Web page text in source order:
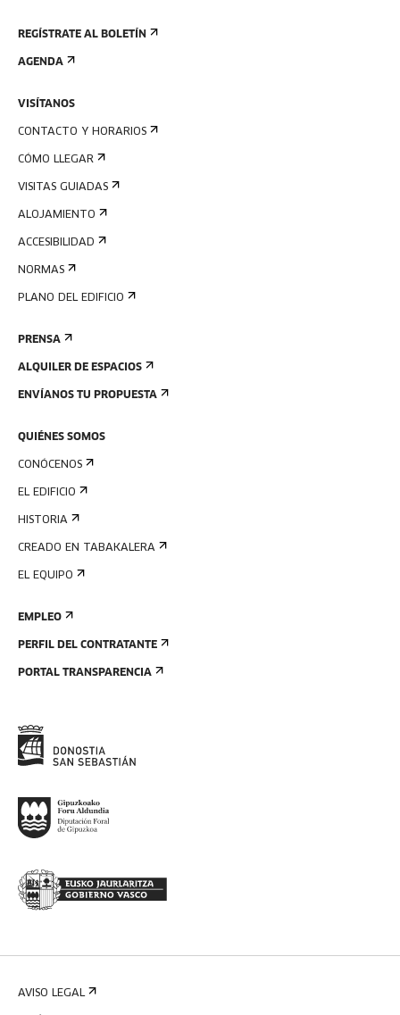
REGÍSTRATE AL BOLETÍN
AGENDA
VISÍTANOS
CONTACTO Y HORARIOS
CÓMO LLEGAR
VISITAS GUIADAS
ALOJAMIENTO
ACCESIBILIDAD
NORMAS
PLANO DEL EDIFICIO
PRENSA
ALQUILER DE ESPACIOS
ENVÍANOS TU PROPUESTA
QUIÉNES SOMOS
CONÓCENOS
EL EDIFICIO
HISTORIA
CREADO EN TABAKALERA
EL EQUIPO
EMPLEO
PERFIL DEL CONTRATANTE
PORTAL TRANSPARENCIA
AVISO LEGAL